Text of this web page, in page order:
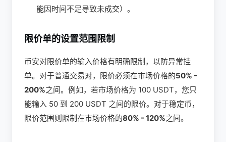
能因时间不足导致未成交）。
限价单的设置范围限制
币安对限价单的输入价格有明确限制，以防异常挂
单。对于普通交易对，限价必须在市场价格的50% -
200%之间。例如，若市场价格为 100 USDT，您只
能输入 50 到 200 USDT 之间的限价。对于稳定币，
限价范围则限制在市场价格的80% - 120%之间。